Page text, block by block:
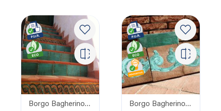
Borgo Bagherino s.a.s Borgo Bagherino s.a.s